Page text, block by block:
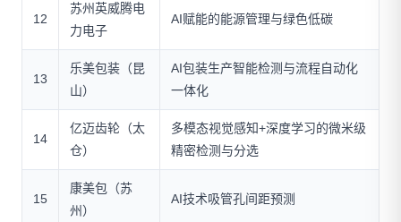
12
苏州英威腾电
力电子
AI赋能的能源管理与绿色低碳
13
乐美包装（昆
山）
AI包装生产智能检测与流程自动化
一体化
14
亿迈齿轮（太
仓）
多模态视觉感知+深度学习的微米级
精密检测与分选
15
康美包（苏
州）
AI技术吸管孔间距预测